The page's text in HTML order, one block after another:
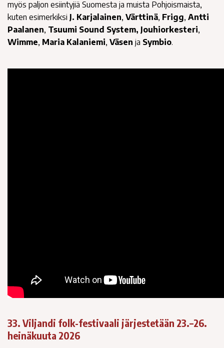
myös paljon esiintyjiä Suomesta ja muista Pohjoismaista,
kuten esimerkiksi J. Karjalainen, Värttinä, Frigg, Antti
Paalanen, Tsuumi Sound System, Jouhiorkesteri,
Wimme, Maria Kalaniemi, Väsen ja Symbio.
33. Viljandi folk-festivaali järjestetään 23.–26.
heinäkuuta 2026